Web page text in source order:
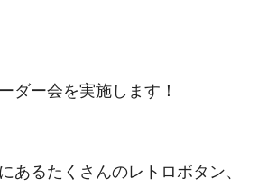
ダー会を実施します！
あるたくさんのレトロボタン、